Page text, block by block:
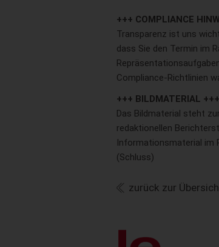
+++ COMPLIANCE
Transparenz ist uns
dass Sie den Termin im
Compliance-Richtlinien
+++ BILDMATERIAL +++
Das Bildmaterial steht
redaktionellen
Informationsmaterial im
(Schluss)
zurück zur